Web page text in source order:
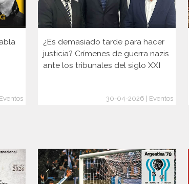
¿Es demasiado tarde para hacer
justicia? Crímenes de guerra nazis
ante los tribunales del siglo XXI
30-04-2026 | Eventos